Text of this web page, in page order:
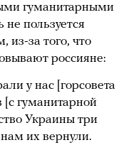
гуманитарными
пользуется
из-за того, что
россияне:
у нас [горсовета
[с гуманитарной
Украины три
их вернули.